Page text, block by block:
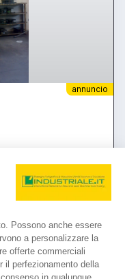
annuncio
mm - distanza piano
200 mm fissa -
mazza 70 mm -
- tensione 380 V